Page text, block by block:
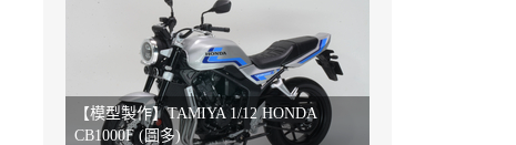
【模型製作】TAMIYA 1/12 HONDA
CB1000F (圖多)